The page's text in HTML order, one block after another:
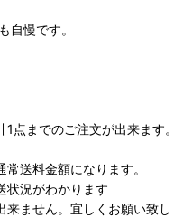
自慢です。
点までのご注文が出来ます。
送料金額になります。
状況がわかります
ません。宜しくお願い致し